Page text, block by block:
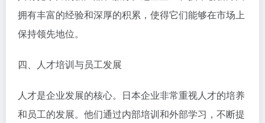
拥有丰富的经验和深厚的积累，使得它们能够在市场上
保持领先地位。
四、人才培训与员工发展
人才是企业发展的核心。日本企业非常重视人才的培养
和员工的发展。他们通过内部培训和外部学习，不断提